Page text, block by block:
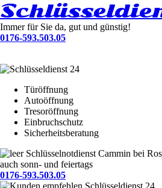
Immer für Sie da, gut und günstig!
0176-593.503.05
Türöffnung
Autoöffnung
Tresoröffnung
Einbruchschutz
Sicherheitsberatung
Schlüsselnotdienst Cammin bei
auch sonn- und feiertags
0176-593.503.05